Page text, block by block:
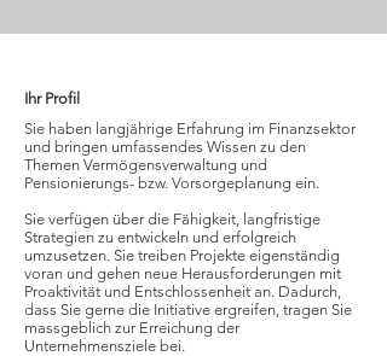
Ihr Profil
Sie haben langjährige Erfahrung im Finanzsektor
und bringen umfassendes Wissen zu den
Themen Vermögensverwaltung und
Pensionierungs- bzw. Vorsorgeplanung ein.
Sie verfügen über die Fähigkeit, langfristige
Strategien zu entwickeln und erfolgreich
umzusetzen. Sie treiben Projekte eigenständig
voran und gehen neue Herausforderungen mit
Proaktivität und Entschlossenheit an. Dadurch,
dass Sie gerne die Initiative ergreifen, tragen Sie
massgeblich zur Erreichung der
Unternehmensziele bei.